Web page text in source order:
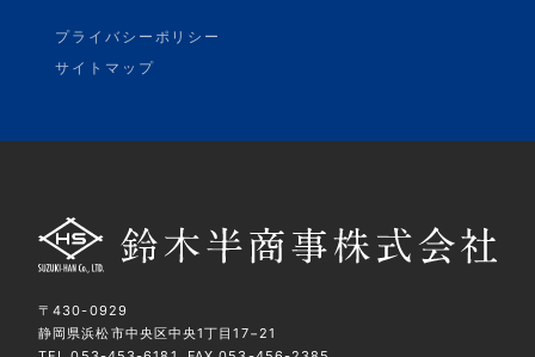
プライバシーポリシー
サイトマップ
〒430-0929
静岡県浜松市中央区中央1丁目17−21